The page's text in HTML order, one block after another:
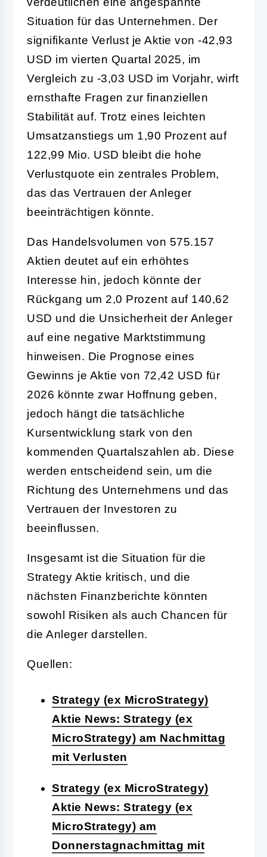
Situation für das Unternehmen. Der
signifikante Verlust je Aktie von -42,93
USD im vierten Quartal 2025, im
Vergleich zu -3,03 USD im Vorjahr, wirft
ernsthafte Fragen zur finanziellen
Stabilität auf. Trotz eines leichten
Umsatzanstiegs um 1,90 Prozent auf
122,99 Mio. USD bleibt die hohe
Verlustquote ein zentrales Problem,
das das Vertrauen der Anleger
beeinträchtigen könnte.
Das Handelsvolumen von 575.157
Aktien deutet auf ein erhöhtes
Interesse hin, jedoch könnte der
Rückgang um 2,0 Prozent auf 140,62
USD und die Unsicherheit der Anleger
auf eine negative Marktstimmung
hinweisen. Die Prognose eines
Gewinns je Aktie von 72,42 USD für
2026 könnte zwar Hoffnung geben,
jedoch hängt die tatsächliche
Kursentwicklung stark von den
kommenden Quartalszahlen ab. Diese
werden entscheidend sein, um die
Richtung des Unternehmens und das
Vertrauen der Investoren zu
beeinflussen.
Insgesamt ist die Situation für die
Strategy Aktie kritisch, und die
nächsten Finanzberichte könnten
sowohl Risiken als auch Chancen für
die Anleger darstellen.
Quellen:
Strategy (ex MicroStrategy)
Aktie News: Strategy (ex
MicroStrategy) am Nachmittag
mit Verlusten
Strategy (ex MicroStrategy)
Aktie News: Strategy (ex
MicroStrategy) am
Donnerstagnachmittag mit